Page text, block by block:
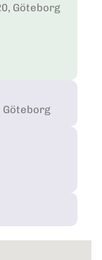
Göteborg
Göteborg